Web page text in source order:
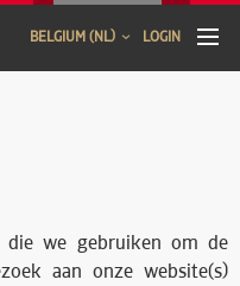
LOGIN
BELGIUM (NL)
we gebruiken om de
aan onze website(s)